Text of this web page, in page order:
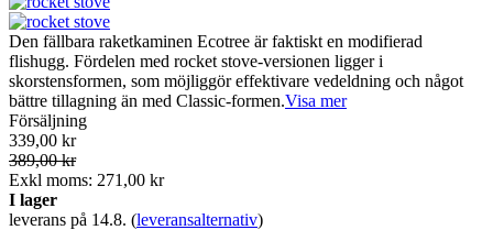
Den fällbara raketkaminen Ecotree är faktiskt en modifierad
flishugg. Fördelen med rocket stove-versionen ligger i
skorstensformen, som möjliggör effektivare vedeldning och något
bättre tillagning än med Classic-formen.Visa mer
Försäljning
339,00 kr
389,00 kr
Exkl moms: 271,00 kr
I lager
leverans på 14.8. (leveransalternativ)